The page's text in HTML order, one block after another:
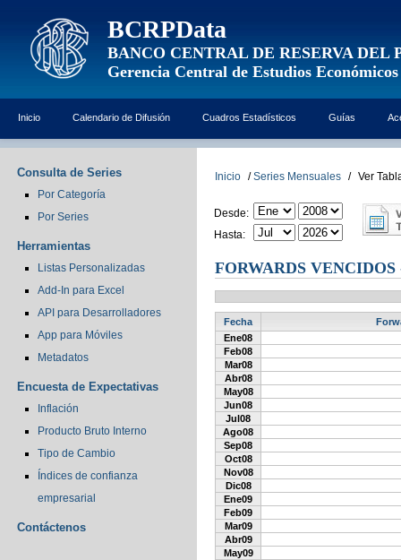
BCRPData
BANCO CENTRAL DE RESERVA DEL
Gerencia Central de Estudios Económicos
Inicio Calendario de Difusión Cuadros Estadísticos Guías
Consulta de Series
Por Categoría
Por Series
Herramientas
Listas Personalizadas
Add-In para Excel
API para Desarrolladores
App para Móviles
Metadatos
Encuesta de Expectativas
Inflación
Producto Bruto Interno
Tipo de Cambio
Índices de confianza
empresarial
Contáctenos
Inicio / Series Mensuales / Ver
Desde:
Hasta:
FORWARDS
Fecha
Ene08
Feb08
Mar08
Abr08
May08
Jun08
Jul08
Ago08
Sep08
Oct08
Nov08
Dic08
Ene09
Feb09
Mar09
Abr09
May09